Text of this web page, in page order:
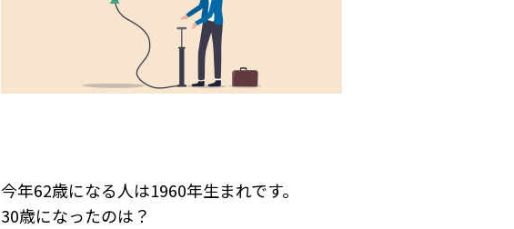
今年62歳になる人は1960年生まれです。
30歳になったのは？